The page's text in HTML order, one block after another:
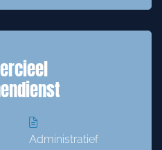
Administratief